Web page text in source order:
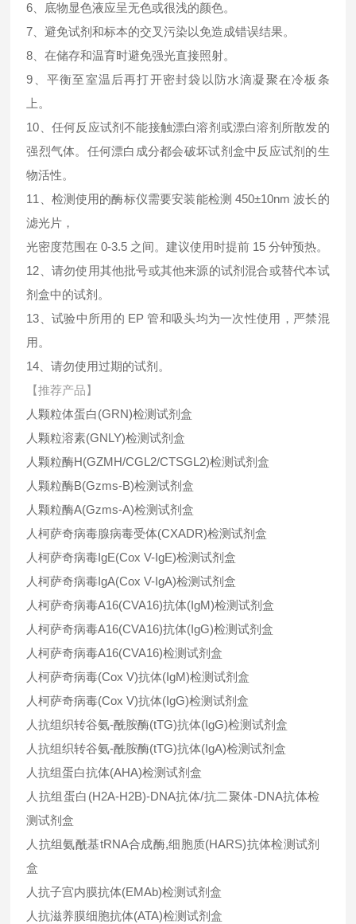
6、底物显色液应呈无色或很浅的颜色。
7、避免试剂和标本的交叉污染以免造成错误结果。
8、在储存和温育时避免强光直接照射。
9、平衡至室温后再打开密封袋以防水滴凝聚在冷板条
上。
10、任何反应试剂不能接触漂白溶剂或漂白溶剂所散发的
强烈气体。任何漂白成分都会破坏试剂盒中反应试剂的生
物活性。
11、检测使用的酶标仪需要安装能检测 450±10nm 波长的
滤光片，
光密度范围在 0-3.5 之间。建议使用时提前 15 分钟预热。
12、请勿使用其他批号或其他来源的试剂混合或替代本试
剂盒中的试剂。
13、试验中所用的 EP 管和吸头均为一次性使用，严禁混
用。
14、请勿使用过期的试剂。
【推荐产品】
人颗粒体蛋白(GRN)检测试剂盒
人颗粒溶素(GNLY)检测试剂盒
人颗粒酶H(GZMH/CGL2/CTSGL2)检测试剂盒
人颗粒酶B(Gzms-B)检测试剂盒
人颗粒酶A(Gzms-A)检测试剂盒
人柯萨奇病毒腺病毒受体(CXADR)检测试剂盒
人柯萨奇病毒IgE(Cox V-IgE)检测试剂盒
人柯萨奇病毒IgA(Cox V-IgA)检测试剂盒
人柯萨奇病毒A16(CVA16)抗体(IgM)检测试剂盒
人柯萨奇病毒A16(CVA16)抗体(IgG)检测试剂盒
人柯萨奇病毒A16(CVA16)检测试剂盒
人柯萨奇病毒(Cox V)抗体(IgM)检测试剂盒
人柯萨奇病毒(Cox V)抗体(IgG)检测试剂盒
人抗组织转谷氨-酰胺酶(tTG)抗体(IgG)检测试剂盒
人抗组织转谷氨-酰胺酶(tTG)抗体(IgA)检测试剂盒
人抗组蛋白抗体(AHA)检测试剂盒
人抗组蛋白(H2A-H2B)-DNA抗体/抗二聚体-DNA抗体检
测试剂盒
人抗组氨酰基tRNA合成酶,细胞质(HARS)抗体检测试剂
盒
人抗子宫内膜抗体(EMAb)检测试剂盒
人抗滋养膜细胞抗体(ATA)检测试剂盒